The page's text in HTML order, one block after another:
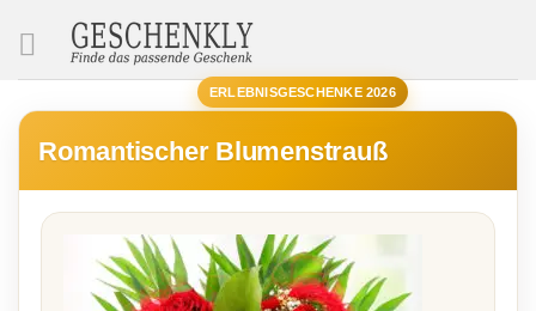
ERLEBNISGESCHENKE 2026
Romantischer Blumenstrauß